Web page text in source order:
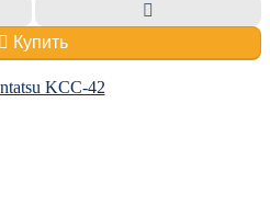
Купить